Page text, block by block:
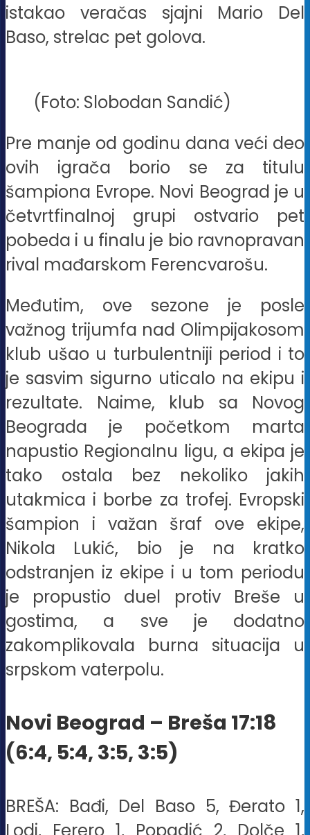
istakao veračas sjajni Mario Del
Baso, strelac pet golova.
(Foto: Slobodan Sandić)
Pre manje od godinu dana veći deo
ovih igrača borio se za titulu
šampiona Evrope. Novi Beograd je u
četvrtfinalnoj grupi ostvario pet
pobeda i u finalu je bio ravnopravan
rival mađarskom Ferencvarošu.
Međutim, ove sezone je posle
važnog trijumfa nad Olimpijakosom
klub ušao u turbulentniji period i to
je sasvim sigurno uticalo na ekipu i
rezultate. Naime, klub sa Novog
Beograda je početkom marta
napustio Regionalnu ligu, a ekipa je
tako ostala bez nekoliko jakih
utakmica i borbe za trofej. Evropski
šampion i važan šraf ove ekipe,
Nikola Lukić, bio je na kratko
odstranjen iz ekipe i u tom periodu
je propustio duel protiv Breše u
gostima, a sve je dodatno
zakomplikovala burna situacija u
srpskom vaterpolu.
Novi Beograd – Breša 17:18
(6:4, 5:4, 3:5, 3:5)
BREŠA: Bađi, Del Baso 5, Đerato 1,